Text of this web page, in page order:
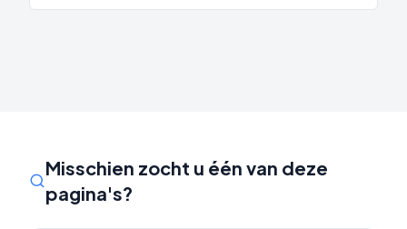
Misschien zocht u één van deze
pagina's?